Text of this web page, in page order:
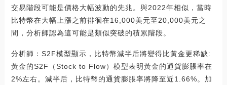
交易階段可能是價格大幅波動的先兆。與2022年相似，當時
比特幣在大幅上漲之前徘徊在16,000美元至20,000美元之
間，分析師認為這可能是類似突破的積累階段。
分析師：S2F模型顯示，比特幣減半后將變得比黃金更稀缺:
黃金的S2F（Stock to Flow）模型表明黃金的通貨膨脹率在
2%左右。減半后，比特幣的通貨膨脹率將降至近1.66%。加